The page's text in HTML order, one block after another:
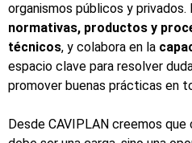
organismos públicos y privados.
normativas, productos y
técnicos, y colabora en la
espacio clave para resolver
promover buenas prácticas en
Desde CAVIPLAN creemos